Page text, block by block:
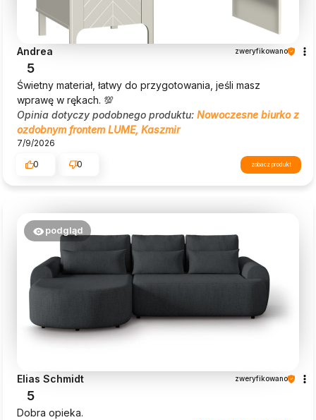
Andrea zweryfikowano
5
Świetny materiał, łatwy do przygotowania, jeśli masz
wprawę w rękach. 💯
Opinia dotyczy podobnego produktu: Nowoczesne biurko z
ozdobnym frontem LUME, Kaszmir
7/9/2026
0
0 zobacz produkt
podgląd
Elias Schmidt zweryfikowano
5
Dobra opieka.